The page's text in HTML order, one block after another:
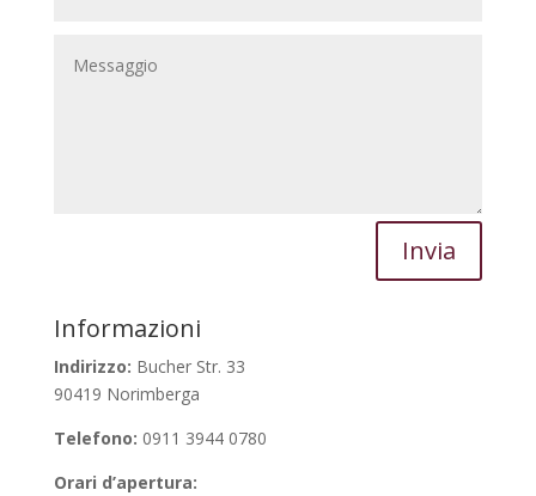
Invia
Informazioni
Indirizzo: Bucher Str. 33
90419 Norimberga
Telefono: 0911 3944 0780
Orari d’apertura: